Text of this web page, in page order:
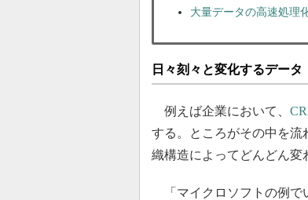
大量データの高速処理
日々刻々と変化するデータ
例えば企業において、
する。ところがその中を流
織構造によってどんどん変
「マイクロソフトの例で